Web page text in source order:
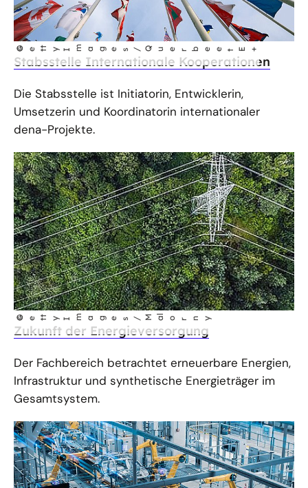
© Get
t yI
m ages/Quer beet E+
Stabsstelle Internationale Kooperationen
Die Stabsstelle ist Initiatorin, Entwicklerin,
Umsetzerin und Koordinatorin internationaler
dena-Projekte.
© Get
t yI
m
ages/
Ma
l orny
Zukunft der Energieversorgung
Der Fachbereich betrachtet erneuerbare Energien,
Infrastruktur und synthetische Energieträger im
Gesamtsystem.